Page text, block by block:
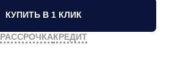
КУПИТЬ В 1 КЛИК
РАССРОЧКАКРЕДИТ